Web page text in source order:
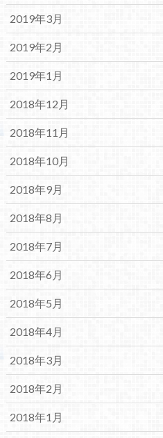
2019年3月
2019年2月
2019年1月
2018年12月
2018年11月
2018年10月
2018年9月
2018年8月
2018年7月
2018年6月
2018年5月
2018年4月
2018年3月
2018年2月
2018年1月